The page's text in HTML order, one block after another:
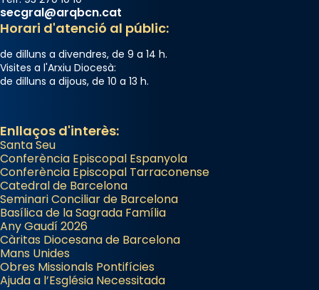
secgral@arqbcn.cat
Horari d'atenció al públic:
de dilluns a divendres, de 9 a 14 h.
Visites a l'Arxiu Diocesà:
de dilluns a dijous, de 10 a 13 h.
Enllaços d'interès:
Santa Seu
Conferència Episcopal Espanyola
Conferència Episcopal Tarraconense
Catedral de Barcelona
Seminari Conciliar de Barcelona
Basílica de la Sagrada Família
Any Gaudí 2026
Càritas Diocesana de Barcelona
Mans Unides
Obres Missionals Pontifícies
Ajuda a l’Església Necessitada